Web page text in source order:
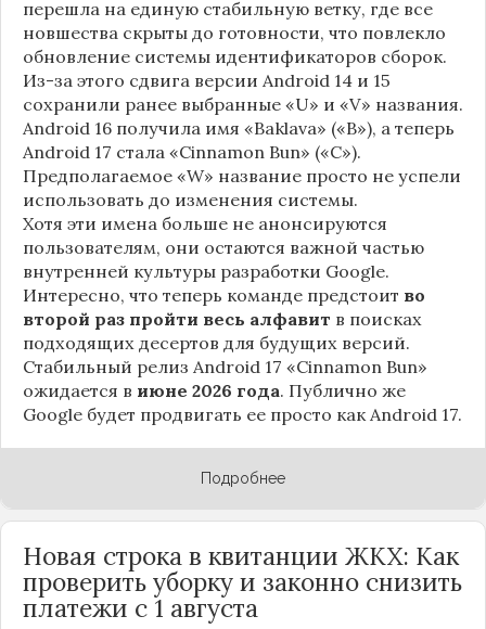
перешла на единую стабильную ветку, где все
новшества скрыты до готовности, что повлекло
обновление системы идентификаторов сборок.
Из-за этого сдвига версии Android 14 и 15
сохранили ранее выбранные «U» и «V» названия.
Android 16 получила имя «Baklava» («B»), а теперь
Android 17 стала «Cinnamon Bun» («C»).
Предполагаемое «W» название просто не успели
использовать до изменения системы.
Хотя эти имена больше не анонсируются
пользователям, они остаются важной частью
внутренней культуры разработки Google.
Интересно, что теперь команде предстоит во
второй раз пройти весь алфавит в поисках
подходящих десертов для будущих версий.
Стабильный релиз Android 17 «Cinnamon Bun»
ожидается в июне 2026 года. Публично же
Google будет продвигать ее просто как Android 17.
Подробнее
Новая строка в квитанции ЖКХ: Как
проверить уборку и законно снизить
платежи с 1 августа